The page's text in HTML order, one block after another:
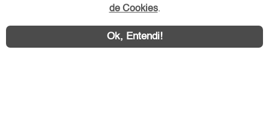
WhatsApp Contatar
acesse sua conta:
de Cookies.
Ok, Entendi!